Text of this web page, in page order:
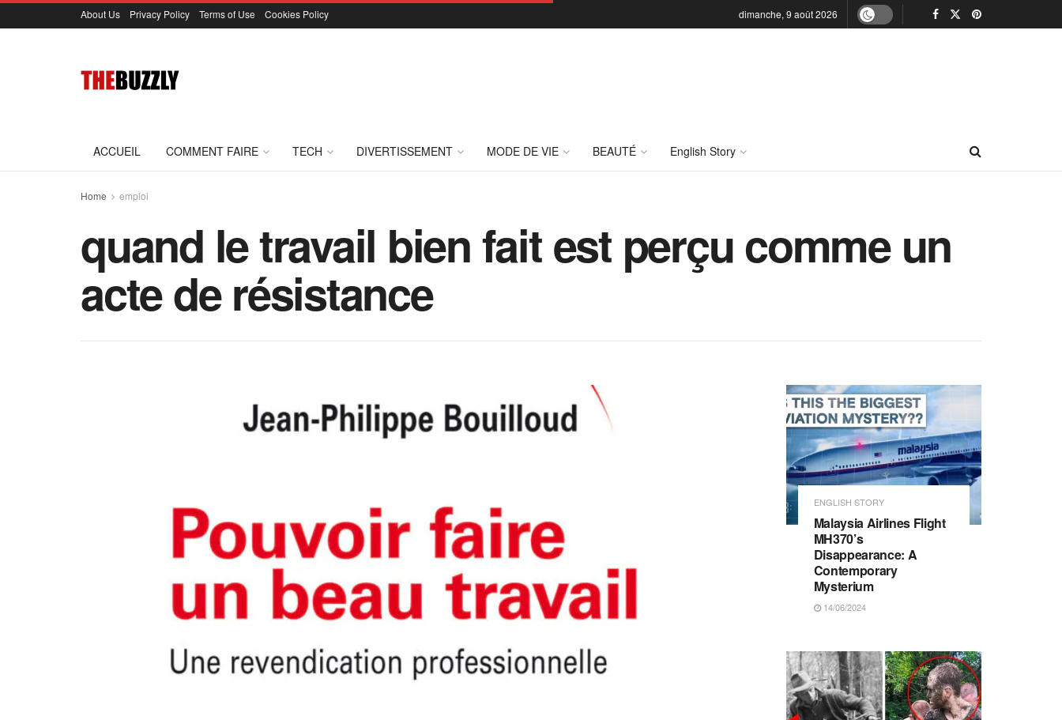
About Us Privacy Policy Terms of Use Cookies Policy dimanche, 9 août 2026
ACCUEIL COMMENT FAIRE TECH DIVERTISSEMENT MODE DE VIE BEAUTÉ English Story
Home emploi
quand le travail bien fait est perçu comme un
acte de résistance
ENGLISH STORY
Malaysia Airlines Flight
MH370’s
Disappearance: A
Contemporary
Mysterium
14/06/2024